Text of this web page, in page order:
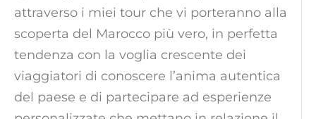
attraverso i miei tour che vi porteranno alla
scoperta del Marocco più vero, in perfetta
tendenza con la voglia crescente dei
viaggiatori di conoscere l’anima autentica
del paese e di partecipare ad esperienze